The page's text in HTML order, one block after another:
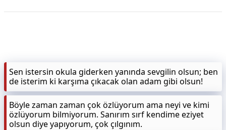
Sen istersin okula giderken yanında sevgilin olsun; ben
de isterim ki karşıma çıkacak olan adam gibi olsun!
Böyle zaman zaman çok özlüyorum ama neyi ve kimi
özlüyorum bilmiyorum. Sanırım sırf kendime eziyet
olsun diye yapıyorum, çok çılgınım.